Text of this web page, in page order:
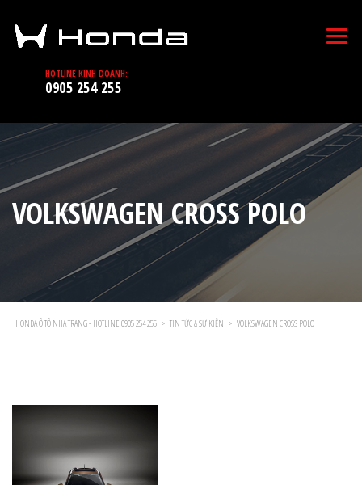
HOTLINE KINH DOANH:
0905 254 255
VOLKSWAGEN CROSS POLO
HONDA Ô TÔ NHA TRANG - HOTLINE 0905 254 255 > TIN TỨC & SỰ KIỆN > VOLKSWAGEN CROSS POLO